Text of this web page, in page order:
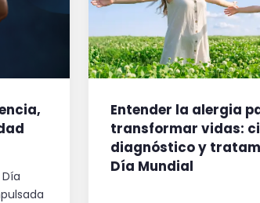
Entender la alergia
transformar vidas:
diagnóstico y
Día Mundial